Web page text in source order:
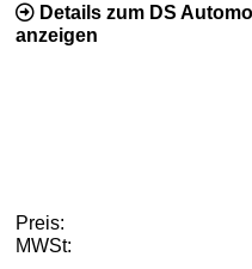
Details zum DS
anzeigen
Preis:
MWSt: